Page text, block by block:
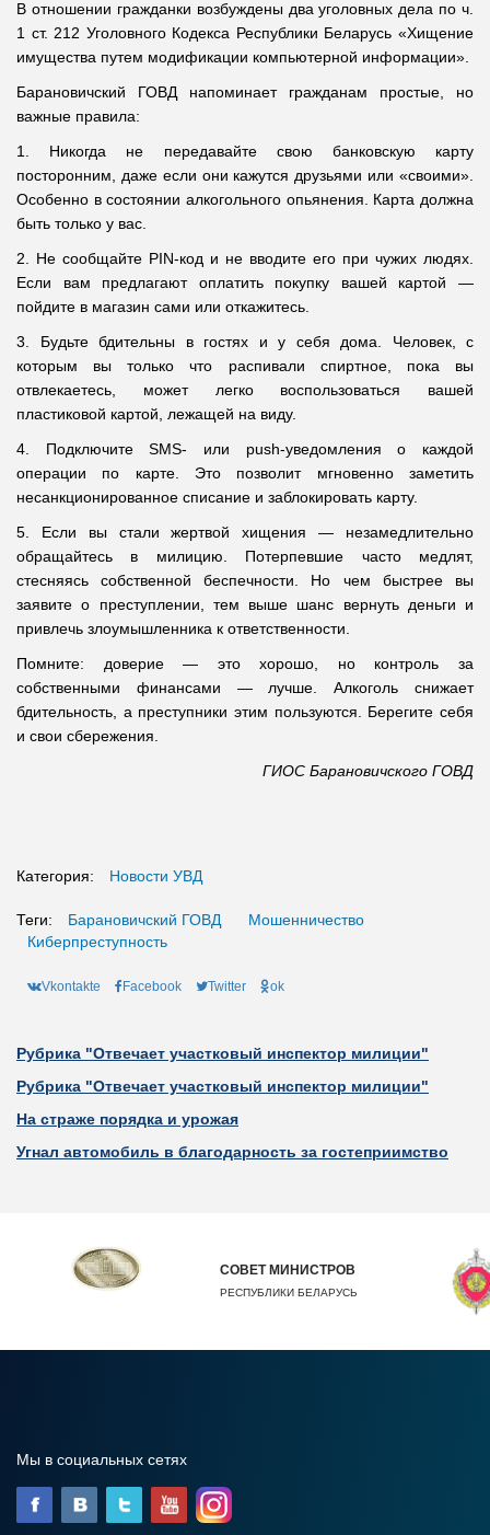
В отношении гражданки возбуждены два уголовных дела по ч.
1 ст. 212 Уголовного Кодекса Республики Беларусь «Хищение
имущества путем модификации компьютерной информации».
Барановичский ГОВД напоминает гражданам простые, но
важные правила:
1. Никогда не передавайте свою банковскую карту
посторонним, даже если они кажутся друзьями или «своими».
Особенно в состоянии алкогольного опьянения. Карта должна
быть только у вас.
2. Не сообщайте PIN-код и не вводите его при чужих людях.
Если вам предлагают оплатить покупку вашей картой —
пойдите в магазин сами или откажитесь.
3. Будьте бдительны в гостях и у себя дома. Человек, с
которым вы только что распивали спиртное, пока вы
отвлекаетесь, может легко воспользоваться вашей
пластиковой картой, лежащей на виду.
4. Подключите SMS- или push-уведомления о каждой
операции по карте. Это позволит мгновенно заметить
несанкционированное списание и заблокировать карту.
5. Если вы стали жертвой хищения — незамедлительно
обращайтесь в милицию. Потерпевшие часто медлят,
стесняясь собственной беспечности. Но чем быстрее вы
заявите о преступлении, тем выше шанс вернуть деньги и
привлечь злоумышленника к ответственности.
Помните: доверие — это хорошо, но контроль за
собственными финансами — лучше. Алкоголь снижает
бдительность, а преступники этим пользуются. Берегите себя
и свои сбережения.
ГИОС Барановичского ГОВД
Категория: Новости УВД
Теги: Барановичский ГОВД
Мошенничество
Киберпреступность
Vkontakte Facebook Twitter ok
Рубрика "Отвечает участковый инспектор милиции"
Рубрика "Отвечает участковый инспектор милиции"
На страже порядка и урожая
Угнал автомобиль в благодарность за гостеприимство
СОВЕТ МИНИСТРОВ
РЕСПУБЛИКИ БЕЛАРУСЬ
Мы в социальных сетях